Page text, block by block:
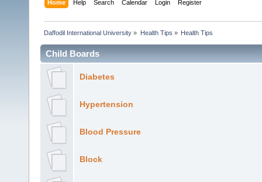
Home Help Search Calendar Login Register
Daffodil International University » Health Tips » Health Tips
Child Boards
Diabetes
Hypertension
Blood Pressure
Block